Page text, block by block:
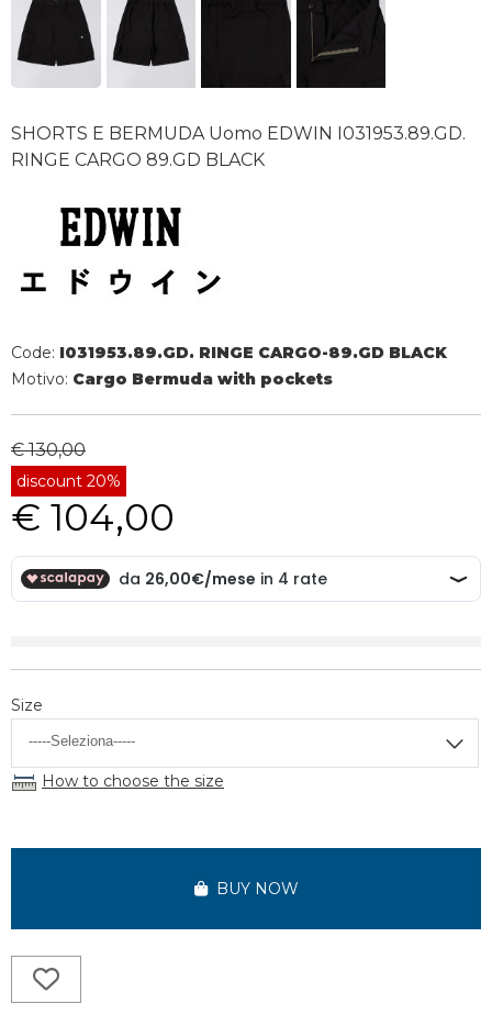
SHORTS E BERMUDA Uomo EDWIN I031953.89.GD.
RINGE CARGO 89.GD BLACK
Code: I031953.89.GD. RINGE CARGO-89.GD BLACK
Motivo: Cargo Bermuda with pockets
€ 130,00
discount 20%
€ 104,00
Size
How to choose the size
BUY NOW